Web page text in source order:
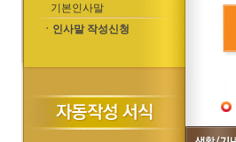
기본인사말
ㆍ인사말 작성신청